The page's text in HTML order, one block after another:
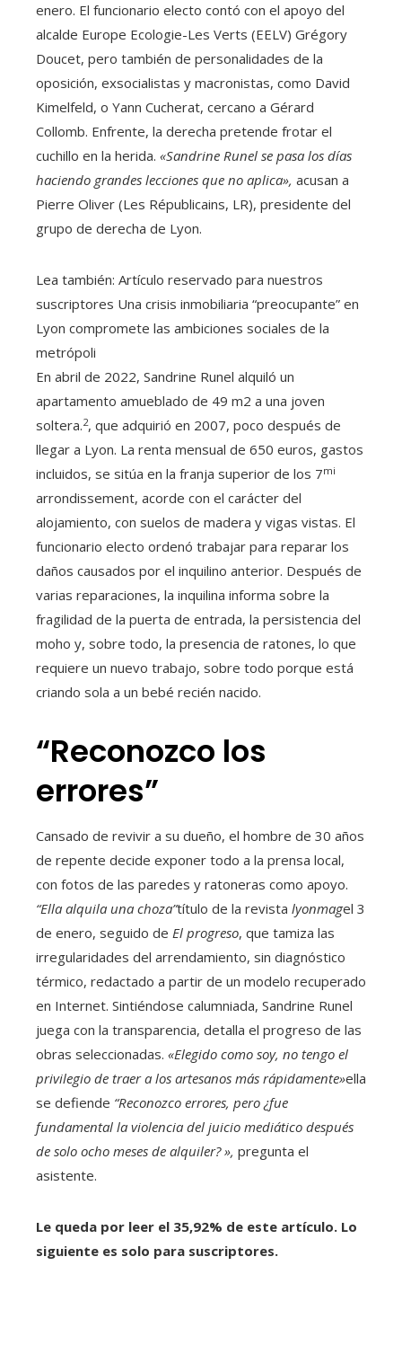
enero. El funcionario electo contó con el apoyo del
alcalde Europe Ecologie-Les Verts (EELV) Grégory
Doucet, pero también de personalidades de la
oposición, exsocialistas y macronistas, como David
Kimelfeld, o Yann Cucherat, cercano a Gérard
Collomb. Enfrente, la derecha pretende frotar el
cuchillo en la herida. «Sandrine Runel se pasa los días
haciendo grandes lecciones que no aplica», acusan a
Pierre Oliver (Les Républicains, LR), presidente del
grupo de derecha de Lyon.
Lea también: Artículo reservado para nuestros
suscriptores Una crisis inmobiliaria “preocupante” en
Lyon compromete las ambiciones sociales de la
metrópoli
En abril de 2022, Sandrine Runel alquiló un
apartamento amueblado de 49 m2 a una joven
soltera.2, que adquirió en 2007, poco después de
llegar a Lyon. La renta mensual de 650 euros, gastos
incluidos, se sitúa en la franja superior de los 7mi
arrondissement, acorde con el carácter del
alojamiento, con suelos de madera y vigas vistas. El
funcionario electo ordenó trabajar para reparar los
daños causados ​​por el inquilino anterior. Después de
varias reparaciones, la inquilina informa sobre la
fragilidad de la puerta de entrada, la persistencia del
moho y, sobre todo, la presencia de ratones, lo que
requiere un nuevo trabajo, sobre todo porque está
criando sola a un bebé recién nacido.
“Reconozco los
errores”
Cansado de revivir a su dueño, el hombre de 30 años
de repente decide exponer todo a la prensa local,
con fotos de las paredes y ratoneras como apoyo.
“Ella alquila una choza”título de la revista lyonmagel 3
de enero, seguido de El progreso, que tamiza las
irregularidades del arrendamiento, sin diagnóstico
térmico, redactado a partir de un modelo recuperado
en Internet. Sintiéndose calumniada, Sandrine Runel
juega con la transparencia, detalla el progreso de las
obras seleccionadas. «Elegido como soy, no tengo el
privilegio de traer a los artesanos más rápidamente»ella
se defiende “Reconozco errores, pero ¿fue
fundamental la violencia del juicio mediático después
de solo ocho meses de alquiler? », pregunta el
asistente.
Le queda por leer el 35,92% de este artículo. Lo
siguiente es solo para suscriptores.